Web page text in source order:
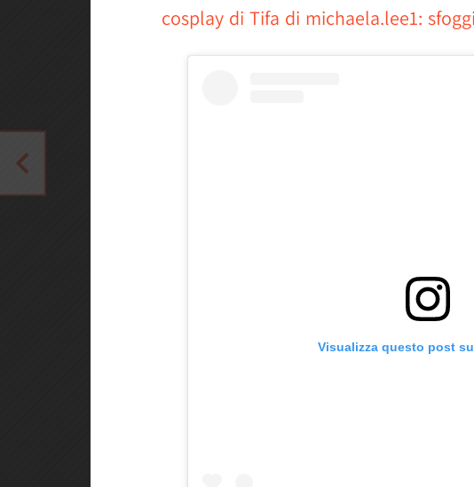
cosplay di Tifa di michaela.lee1:
Visualizza questo post